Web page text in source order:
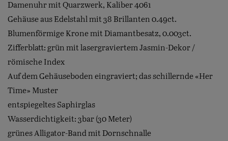
Damenuhr mit Quarzwerk, Kaliber 4061
Gehäuse aus Edelstahl mit 38 Brillanten 0.49ct.
Blumenförmige Krone mit Diamantbesatz, 0.003ct.
Zifferblatt: grün mit lasergraviertem Jasmin-Dekor /
römische Index
Auf dem Gehäuseboden eingraviert; das schillernde «Her
Time» Muster
entspiegeltes Saphirglas
Wasserdichtigkeit: 3bar (30 Meter)
grünes Alligator-Band mit Dornschnalle